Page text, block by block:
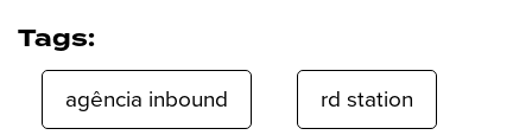
Tags:
agência inbound
rd station